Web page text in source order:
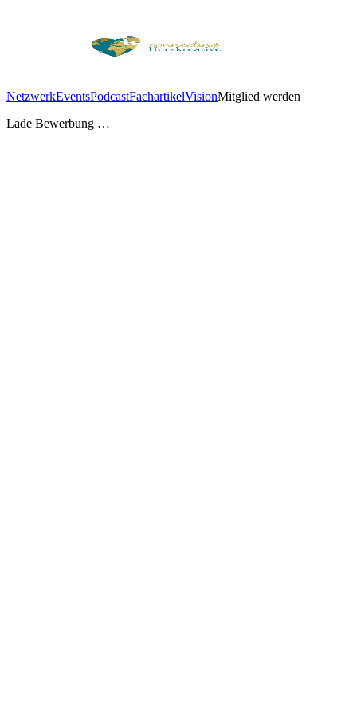
NetzwerkEventsPodcastFachartikelVisionMitglied werden
Lade Bewerbung …